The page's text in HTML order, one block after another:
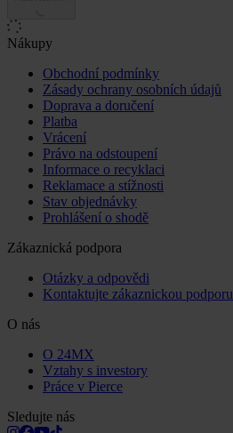
Nákupy
Obchodní podmínky
Zásady ochrany osobních údajů
Doprava a doručení
Platba
Vrácení
Právo na odstoupení
Informace o recyklaci
Reklamace a stížnosti
Stav objednávky
Prohlášení o shodě
Zákaznická podpora
Otázky a odpovědi
Kontaktujte zákaznickou podporu
O nás
O 24MX
Vztahy s investory
Práce v Pierce
Sledujte nás